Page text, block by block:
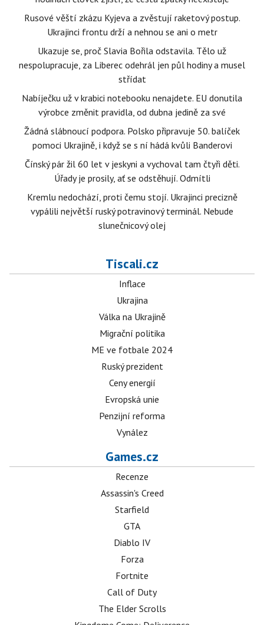
Rusové věští zkázu Kyjeva a zvěstují raketový postup.
Ukrajinci frontu drží a nehnou se ani o metr
Ukazuje se, proč Slavia Bořila odstavila. Tělo už
nespolupracuje, za Liberec odehrál jen půl hodiny a musel
střídat
Nabíječku už v krabici notebooku nenajdete. EU donutila
výrobce změnit pravidla, od dubna jedině za své
Žádná slábnoucí podpora. Polsko připravuje 50. balíček
pomoci Ukrajině, i když se s ní hádá kvůli Banderovi
Čínský pár žil 60 let v jeskyni a vychoval tam čtyři děti.
Úřady je prosily, ať se odstěhují. Odmítli
Kremlu nedochází, proti čemu stojí. Ukrajinci precizně
vypálili největší ruský potravinový terminál. Nebude
slunečnicový olej
Tiscali.cz
Inflace
Ukrajina
Válka na Ukrajině
Migrační politika
ME ve fotbale 2024
Ruský prezident
Ceny energií
Evropská unie
Penzijní reforma
Vynález
Games.cz
Recenze
Assassin's Creed
Starfield
GTA
Diablo IV
Forza
Fortnite
Call of Duty
The Elder Scrolls